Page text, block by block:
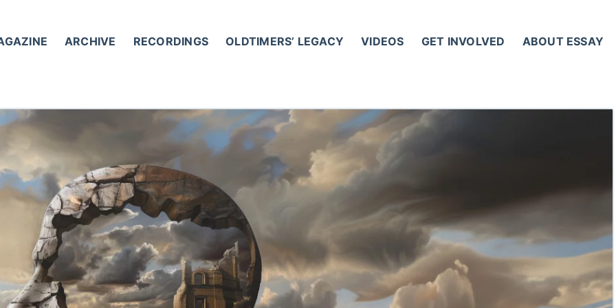
ARCHIVE RECORDINGS OLDTIMERS’ LEGACY VIDEOS GET INVOLVED ABOUT ESSAY